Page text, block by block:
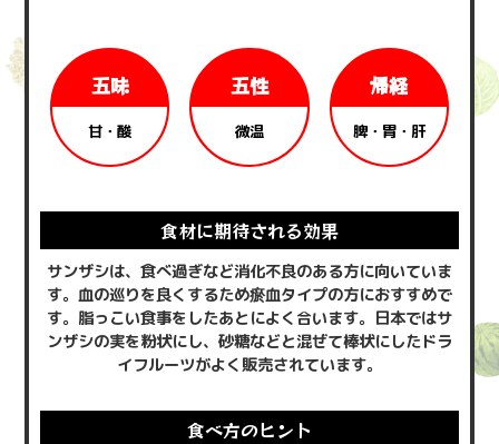
五味
甘・酸
五性
微温
帰経
脾・胃・肝
食材に期待される効果
サンザシは、食べ過ぎなど消化不良のある方に向いていま
す。血の巡りを良くするため瘀血タイプの方におすすめで
す。脂っこい食事をしたあとによく合います。日本ではサ
ンザシの実を粉状にし、砂糖などと混ぜて棒状にしたドラ
イフルーツがよく販売されています。
食べ方のヒント